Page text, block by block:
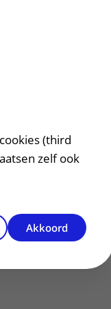
(third
zelf ook
Akkoord